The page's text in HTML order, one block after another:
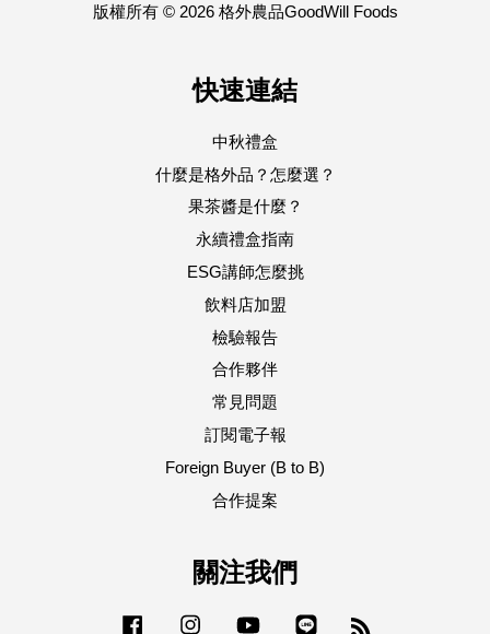
版權所有 © 2026 格外農品GoodWill Foods
快速連結
中秋禮盒
什麼是格外品？怎麼選？
果茶醬是什麼？
永續禮盒指南
ESG講師怎麼挑
飲料店加盟
檢驗報告
合作夥伴
常見問題
訂閱電子報
Foreign Buyer (B to B)
合作提案
關注我們
Facebook Instagram YouTube